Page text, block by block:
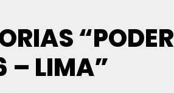
– LIMA”